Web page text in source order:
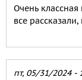
Очень
все
пт, 05/31/2024 -